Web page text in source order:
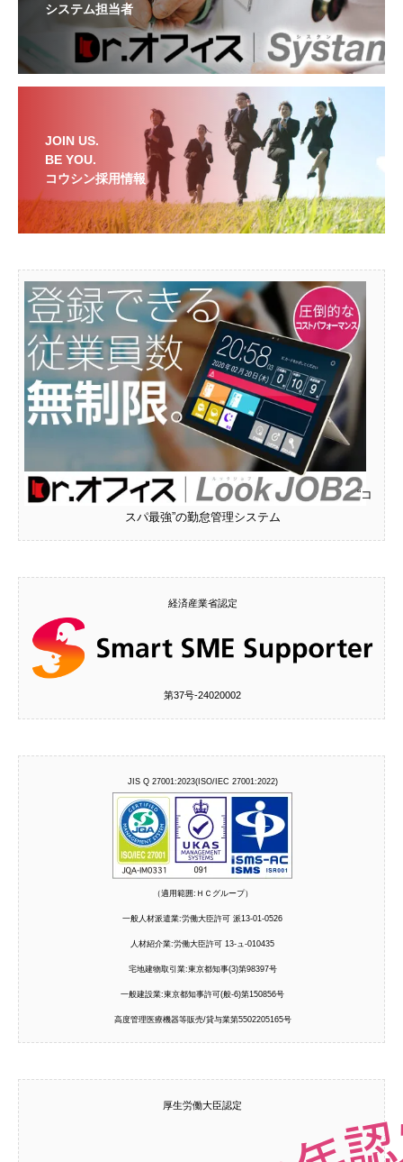
システム担当者
JOIN US.
BE YOU.
コウシン採用情報
“コ
スパ最強”の勤怠管理システム
経済産業省認定
第37号‐24020002
JIS Q 27001:2023(ISO/IEC 27001:2022)
（適用範囲:ＨＣグループ）
一般人材派遣業:労働大臣許可 派13-01-0526
人材紹介業:労働大臣許可 13-ュ-010435
宅地建物取引業:東京都知事(3)第98397号
一般建設業:東京都知事許可(般-6)第150856号
高度管理医療機器等販売/貸与業第5502205165号
厚生労働大臣認定